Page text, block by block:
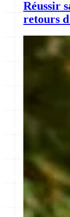
Réussir
retours